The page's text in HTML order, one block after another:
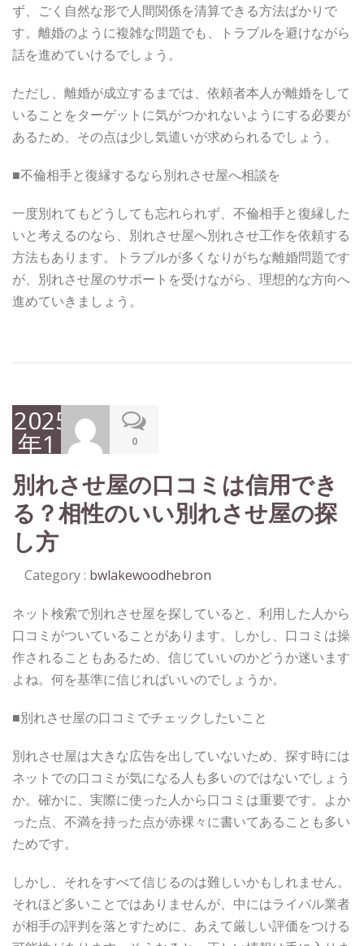
ず、ごく自然な形で人間関係を清算できる方法ばかりで
す。離婚のように複雑な問題でも、トラブルを避けながら
話を進めていけるでしょう。
ただし、離婚が成立するまでは、依頼者本人が離婚をして
いることをターゲットに気がつかれないようにする必要が
あるため、その点は少し気遣いが求められるでしょう。
■不倫相手と復縁するなら別れさせ屋へ相談を
一度別れてもどうしても忘れられず、不倫相手と復縁した
いと考えるのなら、別れさせ屋へ別れさせ工作を依頼する
方法もあります。トラブルが多くなりがちな離婚問題です
が、別れさせ屋のサポートを受けながら、理想的な方向へ
進めていきましょう。
2025
年1
月
31
日
0
別れさせ屋の口コミは信用でき
る？相性のいい別れさせ屋の探
し方
Category : bwlakewoodhebron
ネット検索で別れさせ屋を探していると、利用した人から
口コミがついていることがあります。しかし、口コミは操
作されることもあるため、信じていいのかどうか迷います
よね。何を基準に信じればいいのでしょうか。
■別れさせ屋の口コミでチェックしたいこと
別れさせ屋は大きな広告を出していないため、探す時には
ネットでの口コミが気になる人も多いのではないでしょう
か。確かに、実際に使った人から口コミは重要です。よか
った点、不満を持った点が赤裸々に書いてあることも多い
ためです。
しかし、それをすべて信じるのは難しいかもしれません。
それほど多いことではありませんが、中にはライバル業者
が相手の評判を落とすために、あえて厳しい評価をつける